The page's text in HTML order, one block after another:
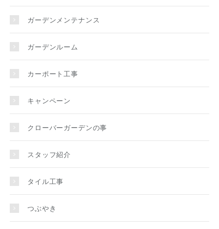
ガーデンメンテナンス
ガーデンルーム
カーポート工事
キャンペーン
クローバーガーデンの事
スタッフ紹介
タイル工事
つぶやき